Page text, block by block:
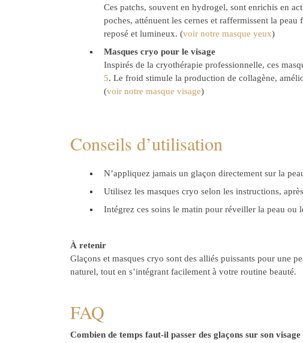
Ces patchs, souvent en hydrogel, sont enrichis en
poches, atténuent les cernes et raffermissent la
reposé et lumineux. (voir notre masque yeux)
Masques cryo pour le visage
Inspirés de la cryothérapie professionnelle, ces
5. Le froid stimule la production de collagène,
(voir notre masque visage)
Conseils d’utilisation
N’appliquez jamais un glaçon directement sur la
Utilisez les masques cryo selon les instructions,
Intégrez ces soins le matin pour réveiller la peau ou
À retenir
Glaçons et masques cryo sont des alliés puissants pour une
naturel, tout en s’intégrant facilement à votre routine beauté.
FAQ
Combien de temps faut-il passer des glaçons sur son visage